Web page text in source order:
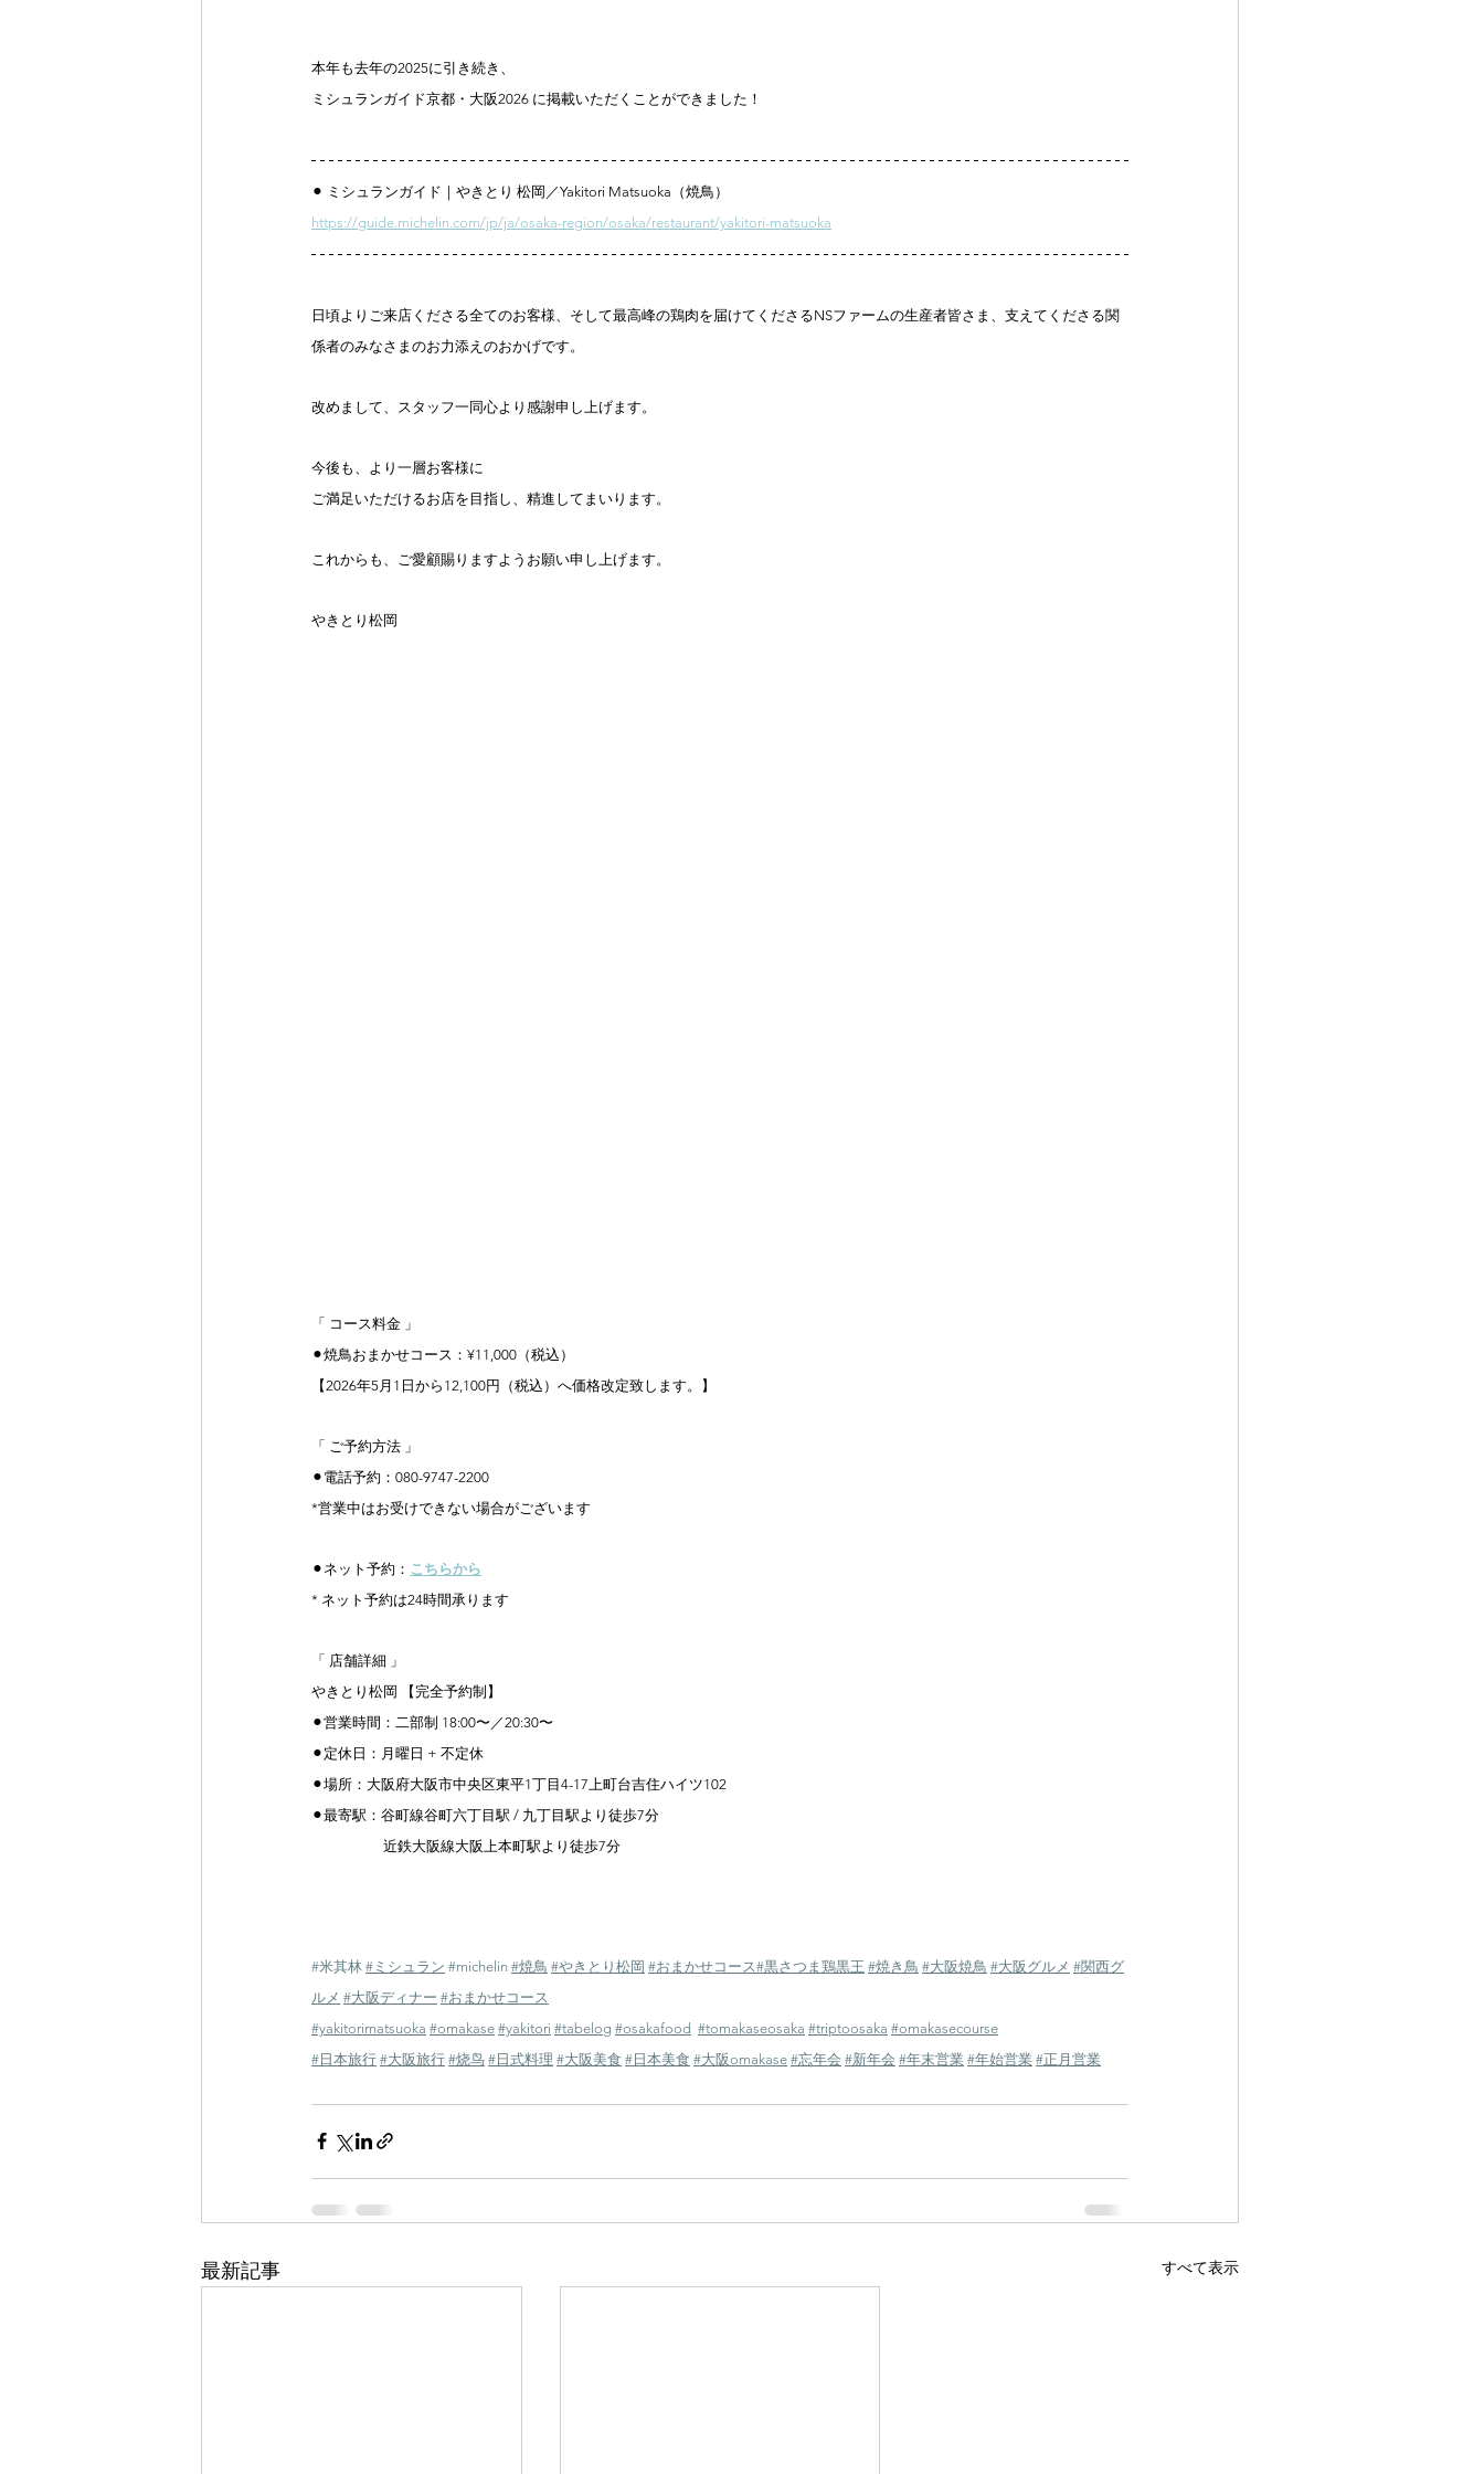
本年も去年の2025に引き続き、
ミシュランガイド京都・大阪2026 に掲載いただくことができました！
⚫︎ ミシュランガイド｜やきとり 松岡／Yakitori Matsuoka（焼鳥）
https://guide.michelin.com/jp/ja/osaka-region/osaka/restaurant/yakitori-matsuoka
日頃よりご来店くださる全てのお客様、そして最高峰の鶏肉を届けてくださるNSファームの生産者皆さま、支えてくださる関
係者のみなさまのお力添えのおかげです。
改めまして、スタッフ一同心より感謝申し上げます。
今後も、より一層お客様に
ご満足いただけるお店を目指し、精進してまいります。
これからも、ご愛顧賜りますようお願い申し上げます。
やきとり松岡
「 コース料金 」
⚫︎焼鳥おまかせコース：¥11,000（税込）
【2026年5月1日から12,100円（税込）へ価格改定致します。】
「 ご予約方法 」
⚫︎ 電話予約：080-9747-2200
*営業中はお受けできない場合がございます
⚫︎ ネット予約： こちらから
* ネット予約は24時間承ります
「 店舗詳細 」
やきとり松岡 【完全予約制】
⚫︎営業時間：二部制 18:00〜／20:30〜
⚫︎ 定休日：月曜日 + 不定休
⚫︎場所：大阪府大阪市中央区東平1丁目4-17上町台吉住ハイツ102
⚫︎最寄駅：谷町線谷町六丁目駅 / 九丁目駅より徒歩7分
近鉄大阪線大阪上本町駅より徒歩7分
#米其林 #ミシュラン #michelin #焼鳥 #やきとり松岡 #おまかせコース#黒さつま鶏黒王 #焼き鳥 #大阪焼鳥 #大阪グルメ #関西グ
ルメ #大阪ディナー #おまかせコース
#yakitorimatsuoka #omakase #yakitori #tabelog #osakafood #tomakaseosaka #triptoosaka #omakasecourse
#日本旅行 #大阪旅行 #烧鸟 #日式料理 #大阪美食 #日本美食 #大阪omakase #忘年会 #新年会 #年末営業 #年始営業 #正月営業
最新記事 すべて表示